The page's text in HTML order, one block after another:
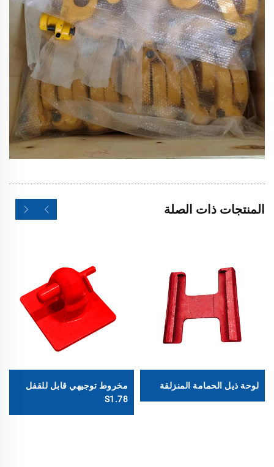
المنتجات ذات الصلة
لوحة ذيل الحمامة المنزلقة
مخروط توجيهي قابل للقفل
S1.78